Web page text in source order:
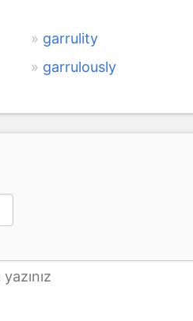
garrulity
garrulously